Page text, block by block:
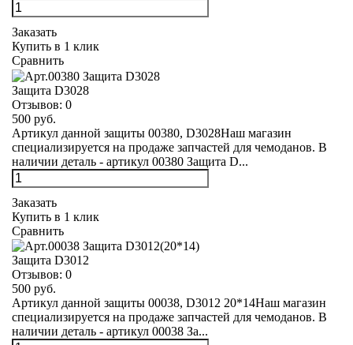
Заказать
Купить в 1 клик
Сравнить
Защита D3028
Отзывов: 0
500 руб.
Артикул данной защиты 00380, D3028Наш магазин
специализируется на продаже запчастей для чемоданов. В
наличии деталь - артикул 00380 Защита D...
Заказать
Купить в 1 клик
Сравнить
Защита D3012
Отзывов: 0
500 руб.
Артикул данной защиты 00038, D3012 20*14Наш магазин
специализируется на продаже запчастей для чемоданов. В
наличии деталь - артикул 00038 За...